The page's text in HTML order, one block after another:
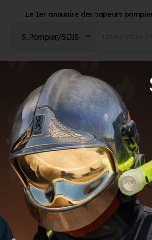
Le 1er annuaire des sapeurs
Catalogue Produits
julien
Spécialités / Centres d'intérêt